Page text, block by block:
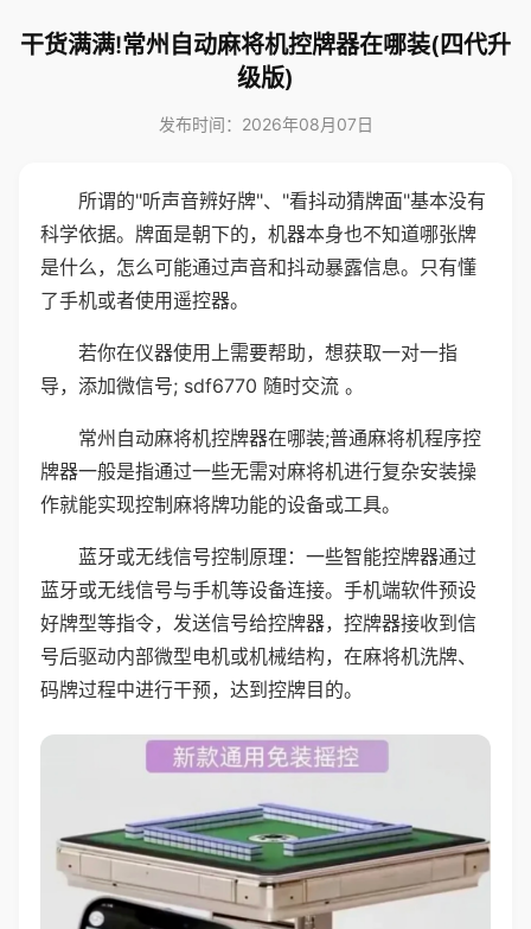
干货满满!常州自动麻将机控牌器在哪装(四代升
级版)
发布时间：2026年08月07日
所谓的"听声音辨好牌"、"看抖动猜牌面"基本没有
科学依据。牌面是朝下的，机器本身也不知道哪张牌
是什么，怎么可能通过声音和抖动暴露信息。只有懂
了手机或者使用遥控器。
若你在仪器使用上需要帮助，想获取一对一指
导，添加微信号; sdf6770 随时交流 。
常州自动麻将机控牌器在哪装;普通麻将机程序控
牌器一般是指通过一些无需对麻将机进行复杂安装操
作就能实现控制麻将牌功能的设备或工具。
蓝牙或无线信号控制原理：一些智能控牌器通过
蓝牙或无线信号与手机等设备连接。手机端软件预设
好牌型等指令，发送信号给控牌器，控牌器接收到信
号后驱动内部微型电机或机械结构，在麻将机洗牌、
码牌过程中进行干预，达到控牌目的。